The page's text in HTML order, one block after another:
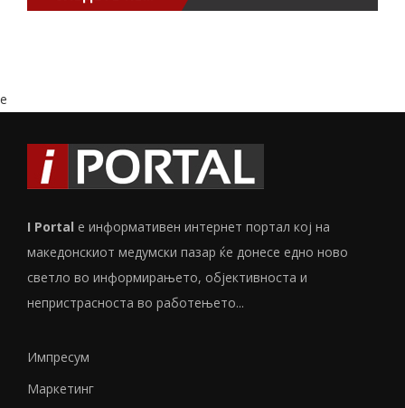
e
I Portal е информативен интернет портал кој на
македонскиот медумски пазар ќе донесе едно ново
светло во информирањето, објективноста и
непристрасноста во работењето...
Импресум
Маркетинг